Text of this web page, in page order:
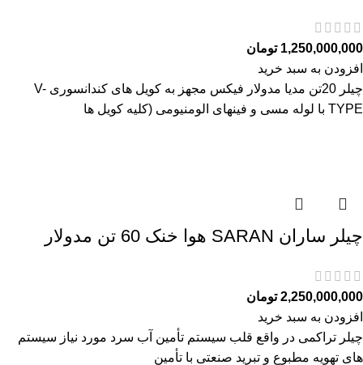
1,250,000,000 تومان
افزودن به سبد خرید
چیلر 20تن مدیا مدولار فیکس مجهز به کویل های کندانسوری V-
TYPE با لوله مسی و فینهای الومنیومی (کلیه کویل ها
چیلر ساران SARAN هوا خنک 60 تن مدولار
2,250,000,000 تومان
افزودن به سبد خرید
چیلر تراکمی در واقع قلب سیستم تأمین آب سرد مورد نیاز سیستم
های تهویه مطبوع و تبرید صنعتی با تأمین